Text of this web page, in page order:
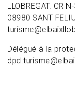
LLOBREGAT. CR
08980 SANT
Délégué à la